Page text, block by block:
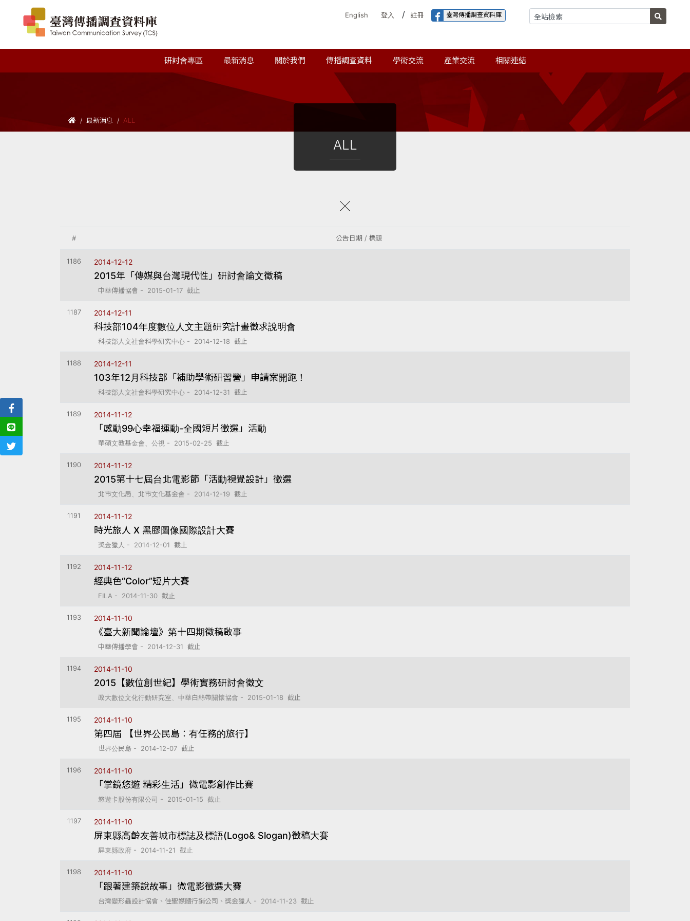
English 登入 / 註冊 臺灣傳播調查資料庫
研討會專區 最新消息 關於我們 傳播調查資料 學術交流 產業交流 相關連結
最新消息 ALL
ALL
# 公告日期 / 標題
1186 2014-12-12
2015年「傳媒與台灣現代性」研討會論文徵稿
中華傳播協會 - 2015-01-17 截止
1187 2014-12-11
科技部104年度數位人文主題研究計畫徵求說明會
科技部人文社會科學研究中心 - 2014-12-18 截止
1188 2014-12-11
103年12月科技部「補助學術研習營」申請案開跑！
科技部人文社會科學研究中心 - 2014-12-31 截止
1189 2014-11-12
「感動99心幸福運動-全國短片徵選」活動
華碩文教基金會、公視 - 2015-02-25 截止
1190 2014-11-12
2015第十七屆台北電影節「活動視覺設計」徵選
北市文化局、北市文化基金會 - 2014-12-19 截止
1191 2014-11-12
時光旅人 X 黑膠圖像國際設計大賽
獎金獵人 - 2014-12-01 截止
1192 2014-11-12
經典色“Color”短片大賽
FILA - 2014-11-30 截止
1193 2014-11-10
《臺大新聞論壇》第十四期徵稿啟事
中華傳播學會 - 2014-12-31 截止
1194 2014-11-10
2015【數位創世紀】學術實務研討會徵文
政大數位文化行動研究室、中華白絲帶關懷協會 - 2015-01-18 截止
1195 2014-11-10
第四屆 【世界公民島︰有任務的旅行】
世界公民島 - 2014-12-07 截止
1196 2014-11-10
「掌鏡悠遊 精彩生活」微電影創作比賽
悠遊卡股份有限公司 - 2015-01-15 截止
1197 2014-11-10
屏東縣高齡友善城市標誌及標語(Logo& Slogan)徵稿大賽
屏東縣政府 - 2014-11-21 截止
1198 2014-11-10
「跟著建築說故事」微電影徵選大賽
台灣變形蟲設計協會、佳聖媒體行銷公司、獎金獵人 - 2014-11-23 截止